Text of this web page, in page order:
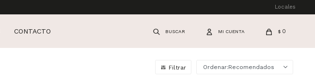
CONTACTO $ 0
Locales
Recomendados